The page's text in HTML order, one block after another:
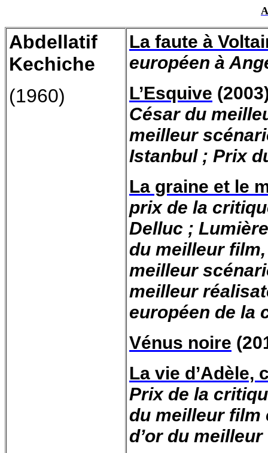
Abdellatif
Kechiche
(1960)
La faute à
européen à
L’Esquive
César du
meilleur
Istanbul ; Prix
La graine et le
prix de la
Delluc ;
du meilleur
meilleur
meilleur
européen de la
Vénus noire
La vie d’Adèle,
Prix de la
du meilleur film
d’or du